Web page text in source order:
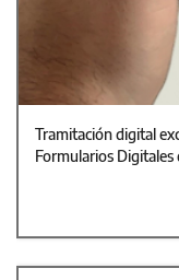
Tramitación digital
Formularios